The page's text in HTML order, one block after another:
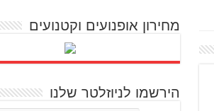
מחירון אופנועים וקטנועים
הירשמו לניוזלטר שלנו